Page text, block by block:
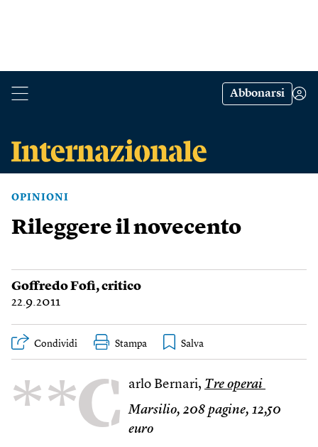
Abbonarsi
OPINIONI
Rileggere il novecento
Goffredo Fofi, critico
22.9.2011
Condividi Stampa
**C arlo Bernari, Tre operai
Marsilio, 208 pagine, 12,50
euro